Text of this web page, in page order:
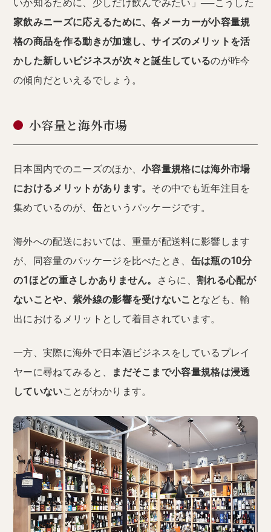
いか知るために、少しだけ飲んでみたい」──こうした
家飲みニーズに応えるために、各メーカーが小容量規
格の商品を作る動きが加速し、サイズのメリットを活
かした新しいビジネスが次々と誕生しているのが昨今
の傾向だといえるでしょう。
小容量と海外市場
日本国内でのニーズのほか、小容量規格には海外市場
におけるメリットがあります。 その中でも近年注目を
集めているのが、 缶というパッケージです。
海外への配送においては、重量が配送料に影響します
が、同容量のパッケージを比べたとき、 缶は瓶の10分
の1ほどの重さしかありません。
さらに、割れる心配が
ないことや、紫外線の影響を受けないことなども、輸
出におけるメリットとして着目されています。
一方、実際に海外で日本酒ビジネスをしているプレイ
ヤーに尋ねてみると、
まだそこまで小容量規格は浸透
していないことがわかります。